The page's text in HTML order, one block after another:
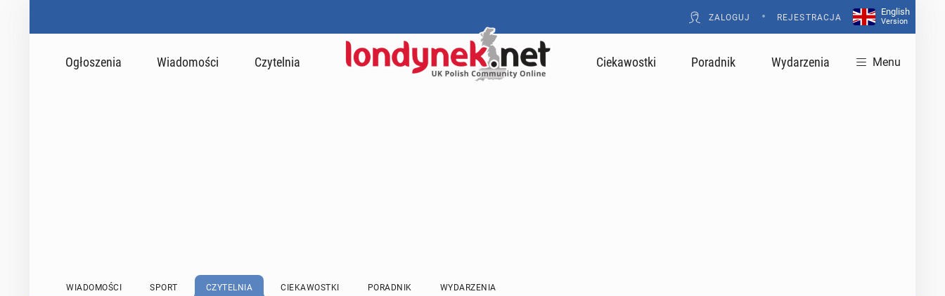
ZALOGUJ • REJESTRACJA
English
Version
Ogłoszenia Wiadomości Czytelnia Ciekawostki Poradnik Wydarzenia Menu
WIADOMOŚCI SPORT CZYTELNIA CIEKAWOSTKI PORADNIK WYDARZENIA